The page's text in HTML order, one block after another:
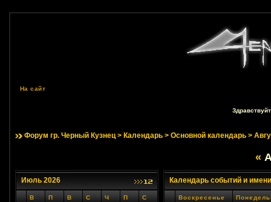
На сайт
Форум гр. Черный Кузнец> Календарь> Основной календарь>
«
Июль 2026
В П В С Ч П С
Календарь событий и
Воскресенье